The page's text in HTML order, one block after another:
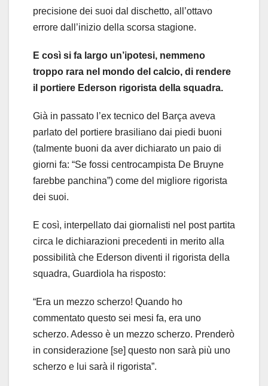
precisione dei suoi dal dischetto, all’ottavo
errore dall’inizio della scorsa stagione.
E così si fa largo un’ipotesi, nemmeno
troppo rara nel mondo del calcio, di rendere
il portiere Ederson rigorista della squadra.
Già in passato l’ex tecnico del Barça aveva
parlato del portiere brasiliano dai piedi buoni
(talmente buoni da aver dichiarato un paio di
giorni fa: “Se fossi centrocampista De Bruyne
farebbe panchina”) come del migliore rigorista
dei suoi.
E così, interpellato dai giornalisti nel post partita
circa le dichiarazioni precedenti in merito alla
possibilità che Ederson diventi il rigorista della
squadra, Guardiola ha risposto:
“Era un mezzo scherzo! Quando ho
commentato questo sei mesi fa, era uno
scherzo. Adesso è un mezzo scherzo. Prenderò
in considerazione [se] questo non sarà più uno
scherzo e lui sarà il rigorista”.